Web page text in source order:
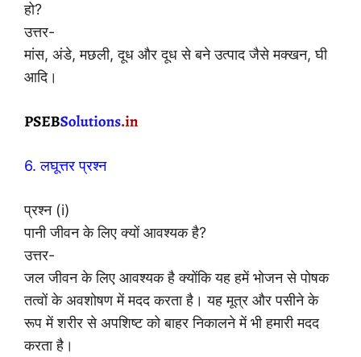
हो?
उत्तर-
मांस, अंडे, मछली, दूध और दूध से बने उत्पाद जैसे मक्खन, घी
आदि।
6. लघूत्तर प्रश्न
प्रश्न (i)
पानी जीवन के लिए क्यों आवश्यक है?
उत्तर-
जल जीवन के लिए आवश्यक है क्योंकि यह हमें भोजन से पोषक
तत्वों के अवशोषण में मदद करता है। यह मूत्र और पसीने के
रूप में शरीर से अपशिष्ट को बाहर निकालने में भी हमारी मदद
करता है।